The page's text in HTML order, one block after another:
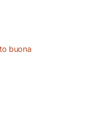
buona